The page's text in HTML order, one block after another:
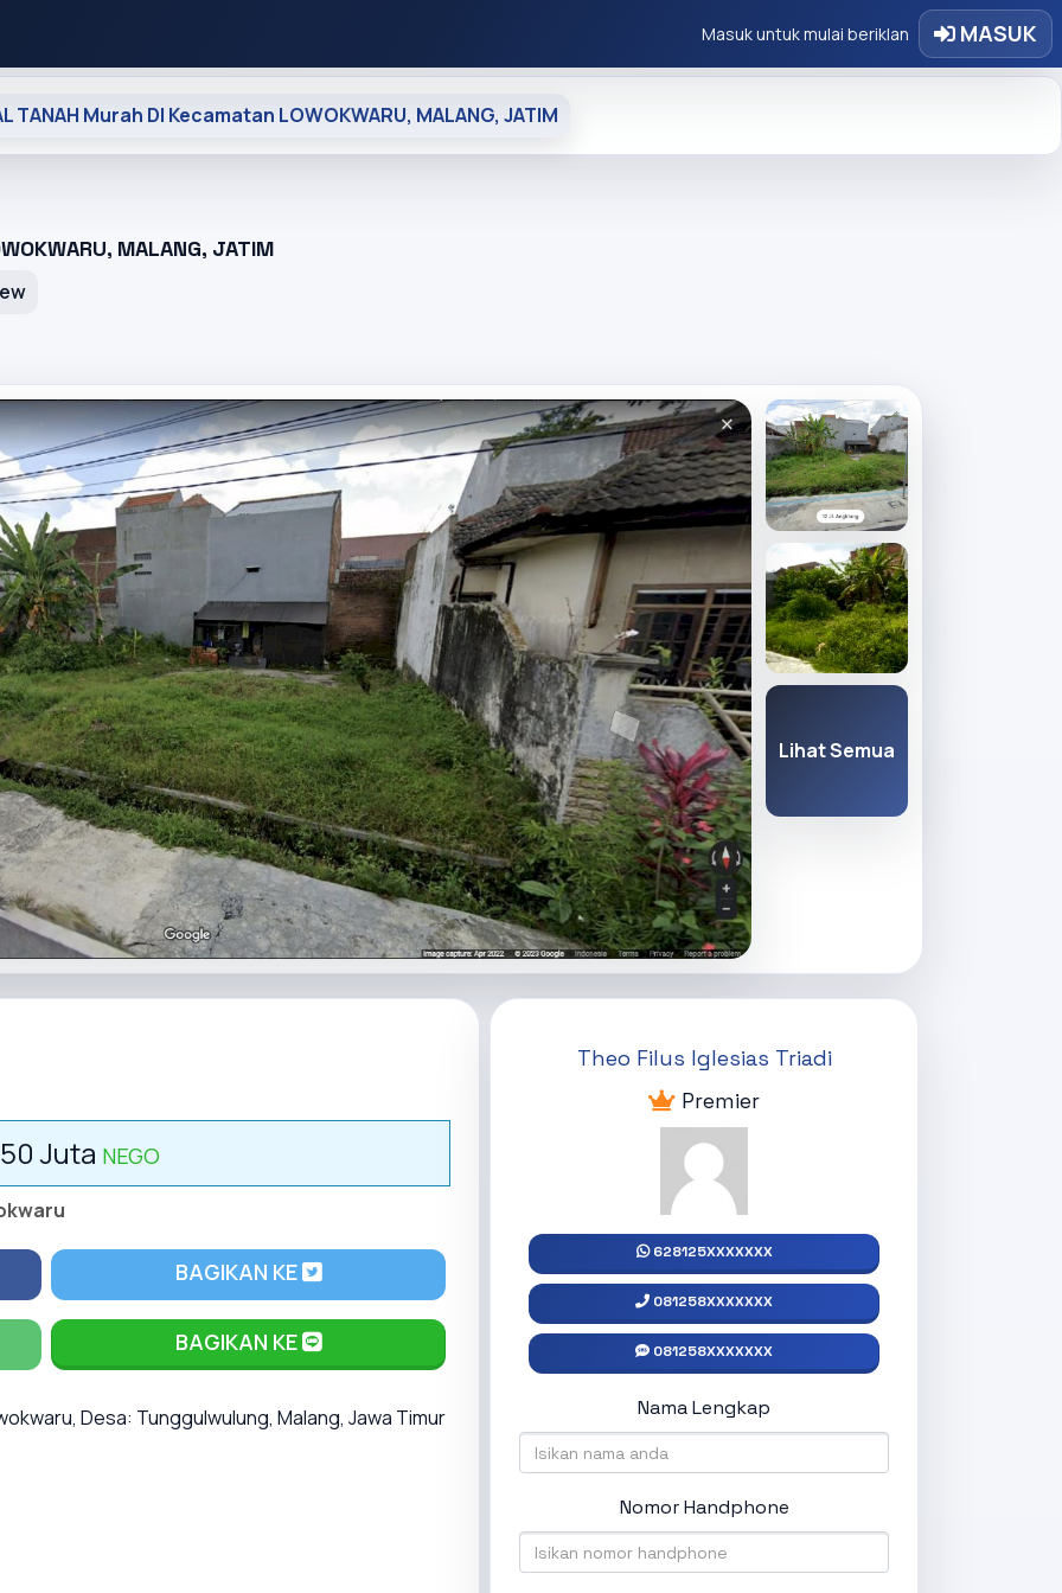
Masuk untuk mulai beriklan MASUK
TANAH Murah DI Kecamatan LOWOKWARU, MALANG, JATIM
MALANG, JATIM
Lihat Semua
Juta NEGO
BAGIKAN KE
BAGIKAN KE
Desa: Tunggulwulung, Malang, Jawa Timur
Theo Filus Iglesias Triadi
Premier
628125XXXXXXX
081258XXXXXXX
081258XXXXXXX
Nama Lengkap
Nomor Handphone